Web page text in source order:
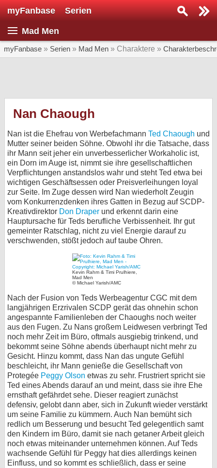
myFanbase Serien
Mad Men
myFanbase » Serien » Mad Men » Charaktere »
Nan Chaough
Nan ist die Ehefrau von Werbefachmann Ted Chaough und
Mutter seiner beiden Söhne. Obwohl ihr die Tatsache, dass
ihr Mann seit jeher ein unverbesserlicher Workaholic ist,
ein Dorn im Auge ist, nimmt sie ihre gesellschaftlichen
Verpflichtungen anstandslos wahr und steht Ted etwa bei
wichtigen Geschäftsessen oder Preisverleihungen loyal
zur Seite. Im Zuge dessen wird Nan wiederholt Zeugin
vom Konkurrenzdenken ihres Gatten in Bezug auf SCDP-
Kreativdirektor Don Draper und erkennt darin eine
Hauptursache für Teds berufliche Verbissenheit. Ihr gut
gemeinter Ratschlag, nicht zu viel Energie darauf zu
verschwenden, stößt jedoch auf taube Ohren.
Kevin Rahm & Timi Prulhiere,
Mad Men
© Michael Yarish/AMC
Nach der Fusion von Teds Werbeagentur CGC mit dem
langjährigen Erzrivalen SCDP gerät das ohnehin schon
angespannte Familienleben der Chaoughs noch weiter
aus den Fugen. Zu Nans großem Leidwesen verbringt Ted
noch mehr Zeit im Büro, oftmals ausgiebig trinkend, und
bekommt seine Söhne abends überhaupt nicht mehr zu
Gesicht. Hinzu kommt, dass Nan das ungute Gefühl
beschleicht, ihr Mann genieße die Gesellschaft von
Protegée Peggy Olson etwas zu sehr. Frustriert spricht sie
Ted eines Abends darauf an und meint, dass sie ihre Ehe
ernsthaft gefährdet sehe. Dieser reagiert zunächst
defensiv, gelobt dann aber, sich in Zukunft wieder verstärkt
um seine Familie zu kümmern. Auch Nan bemüht sich
redlich um Besserung und besucht Ted gelegentlich samt
den Kindern im Büro, damit sie nach getaner Arbeit gleich
noch etwas miteinander unternehmen können. Auf Teds
wachsende Gefühl für Peggy hat dies allerdings keinen
Einfluss, und so kommt es schließlich, dass er seine
Serie suchen...
SERIEN
KULTUR
Specials
SERVICE
Gewinnspiele
Forum
bei X
Kontakt
Nutzungsbedingungen
Datenschutz
Cookie-Einstellungen
Impressum
Desktop-Ansicht
myFanbase